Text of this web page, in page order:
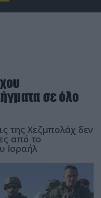
σε όλο
της Χεζμπολάχ δεν
από το
Ισραήλ